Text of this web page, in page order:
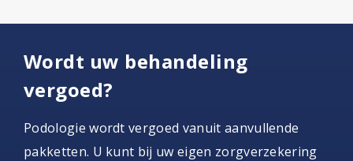
Wordt uw behandeling
vergoed?
Podologie wordt vergoed vanuit aanvullende
pakketten. U kunt bij uw eigen zorgverzekering